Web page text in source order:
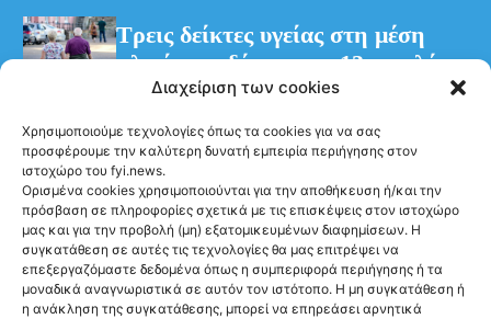
Διαχείριση των cookies
Χρησιμοποιούμε τεχνολογίες όπως τα cookies για να σας
προσφέρουμε την καλύτερη δυνατή εμπειρία περιήγησης στον
ιστοχώρο του fyi.news.
Ορισμένα cookies χρησιμοποιούνται για την αποθήκευση ή/και την
πρόσβαση σε πληροφορίες σχετικά με τις επισκέψεις στον ιστοχώρο
μας και για την προβολή (μη) εξατομικευμένων διαφημίσεων. Η
συγκατάθεση σε αυτές τις τεχνολογίες θα μας επιτρέψει να
επεξεργαζόμαστε δεδομένα όπως η συμπεριφορά περιήγησης ή τα
μοναδικά αναγνωριστικά σε αυτόν τον ιστότοπο. Η μη συγκατάθεση ή
η ανάκληση της συγκατάθεσης, μπορεί να επηρεάσει αρνητικά
Τρεις δείκτες υγείας στη μέση
ηλικία συνδέονται με 13 επιπλέον
χρόνια χωρίς άνοια
Ακολούθησέ μας